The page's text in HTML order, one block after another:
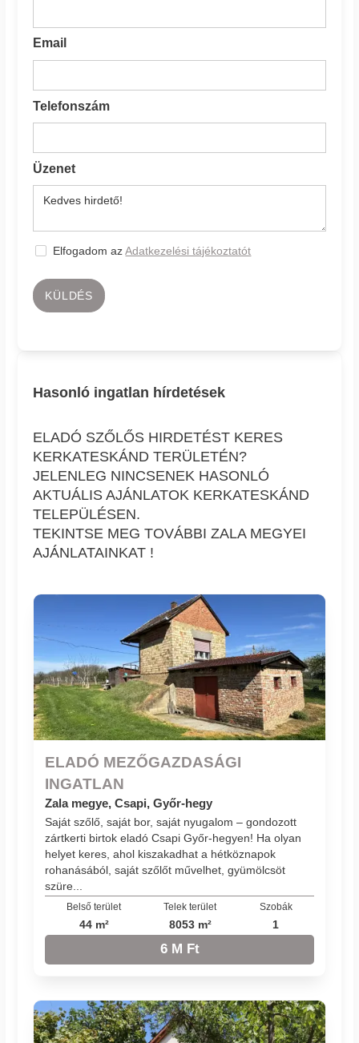
Email
Telefonszám
Üzenet
Elfogadom azAdatkezelési tájékoztatót
KÜLDÉS
Hasonló ingatlan hírdetések
ELADÓ SZŐLŐS HIRDETÉST KERES
KERKATESKÁND TERÜLETÉN?
JELENLEG NINCSENEK HASONLÓ
AKTUÁLIS AJÁNLATOK KERKATESKÁND
TELEPÜLÉSEN.
TEKINTSE MEG TOVÁBBI ZALA MEGYEI
AJÁNLATAINKAT !
ELADÓ MEZŐGAZDASÁGI
INGATLAN
Zala megye, Csapi, Győr-hegy
Saját szőlő, saját bor, saját nyugalom – gondozott
zártkerti birtok eladó Csapi Győr-hegyen! Ha olyan
helyet keres, ahol kiszakadhat a hétköznapok
rohanásából, saját szőlőt művelhet, gyümölcsöt
szüre...
Belső terület
44 m²
Telek terület
8053 m²
Szobák
1
6 M Ft